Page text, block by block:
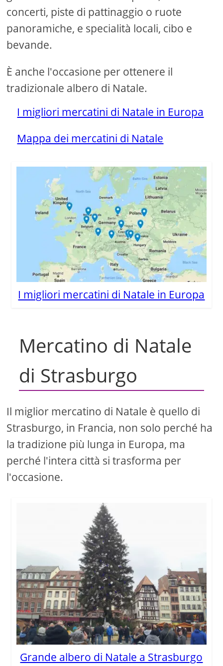
concerti, piste di pattinaggio o ruote
panoramiche, e specialità locali, cibo e
bevande.
È anche l'occasione per ottenere il
tradizionale albero di Natale.
I migliori mercatini di Natale in Europa
Mappa dei mercatini di Natale
I migliori mercatini di Natale in Europa
Mercatino di Natale
di Strasburgo
Il miglior mercatino di Natale è quello di
Strasburgo, in Francia, non solo perché ha
la tradizione più lunga in Europa, ma
perché l'intera città si trasforma per
l'occasione.
Grande albero di Natale a Strasburgo